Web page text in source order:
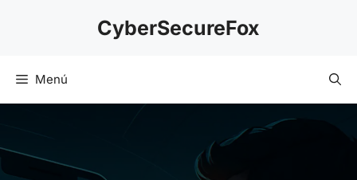
CyberSecureFox
Menú